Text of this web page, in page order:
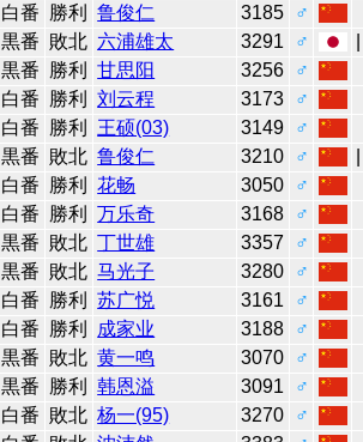
白番 勝利 鲁俊仁 3185
♂
黒番 敗北 六浦雄太 3291 ♂
黒番 勝利 甘思阳 3256
♂
白番 勝利 刘云程 3173
♂
白番 勝利 王硕(03) 3149
♂
黒番 敗北 鲁俊仁 3210 ♂
白番 勝利 花畅 3050
♂
白番 勝利 万乐奇 3168
♂
黒番 敗北 丁世雄 3357
♂
黒番 敗北 马光子 3280
♂
白番 勝利 苏广悦 3161
♂
白番 勝利 成家业 3188
♂
黒番 敗北 黄一鸣 3070
♂
黒番 勝利 韩恩溢 3091
♂
白番 敗北 杨一(95) 3270
♂